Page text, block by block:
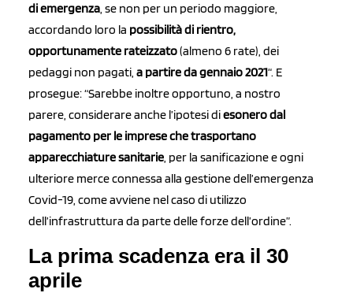
di emergenza, se non per un periodo maggiore,
accordando loro la possibilità di rientro,
opportunamente rateizzato(almeno 6 rate), dei
pedaggi non pagati, a partire da gennaio 2021“. E
prosegue: “Sarebbe inoltre opportuno, a nostro
parere, considerare anche l’ipotesi diesonero dal
pagamento per le imprese che trasportano
apparecchiaturesanitarie, per la sanificazione e ogni
ulteriore merce connessa alla gestione dell’emergenza
Covid-19, come avviene nel caso di utilizzo
dell’infrastruttura da parte delle forze dell’ordine”.
La prima scadenza era il 30
aprile